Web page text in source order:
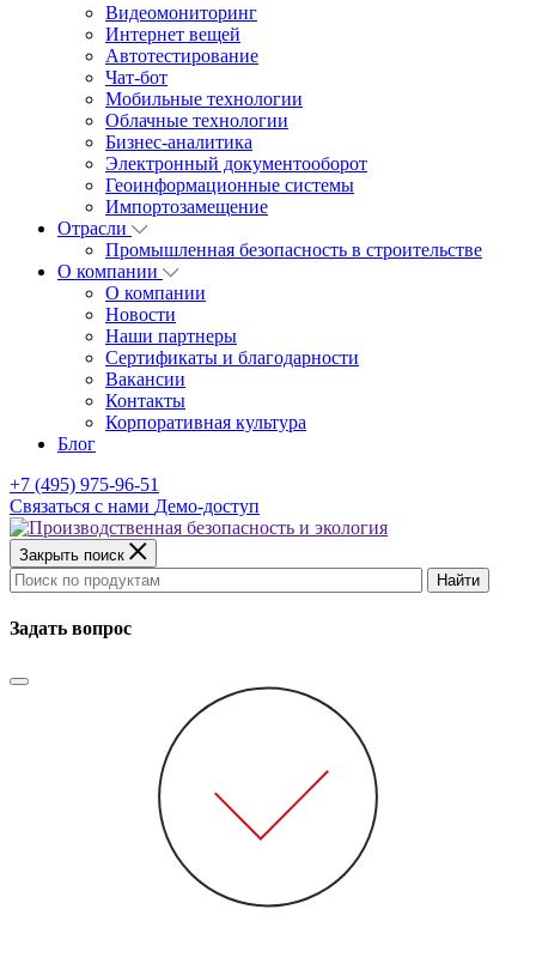
Видеомониторинг
Интернет вещей
Автотестирование
Чат-бот
Мобильные технологии
Облачные технологии
Бизнес-аналитика
Электронный документооборот
Геоинформационные системы
Импортозамещение
Отрасли
Промышленная безопасность в строительстве
О компании
О компании
Новости
Наши партнеры
Сертификаты и благодарности
Вакансии
Контакты
Корпоративная культура
Блог
+7 (495) 975-96-51
Связаться с нами Демо-доступ
Закрыть поиск
Найти
Задать вопрос